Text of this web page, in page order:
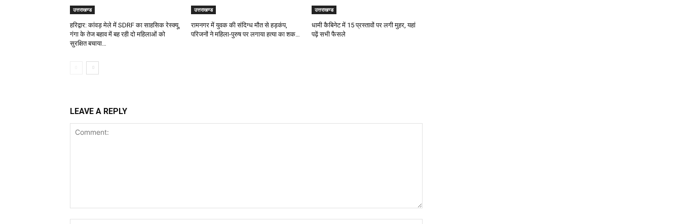
उत्तराखण्ड
हरिद्वार: कांवड़ मेले में SDRF का साहसिक रेस्क्यू,
गंगा के तेज बहाव में बह रही दो महिलाओं को
सुरक्षित बचाया…
उत्तराखण्ड
रामनगर में युवक की संदिग्ध मौत से हड़कंप,
परिजनों ने महिला-पुरुष पर लगाया हत्या का शक…
उत्तराखण्ड
धामी कैबिनेट में 15 प्रस्तावों पर लगी मुहर, यहां
पढ़ें सभी फैसले
LEAVE A REPLY